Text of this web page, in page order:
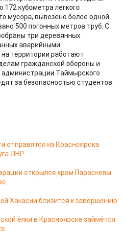
кубометра легкого
мусора, вывезено более одной
500 погонных метров труб. С
три деревянных
аварийными.
территории работают
гражданской обороны и
Таймырского
за безопасностью студентов.
отправятся из Красноярска
ЛНР
открылся храм Параскевы
Хакасии близится к завершению
ёлки в Красноярске займётся